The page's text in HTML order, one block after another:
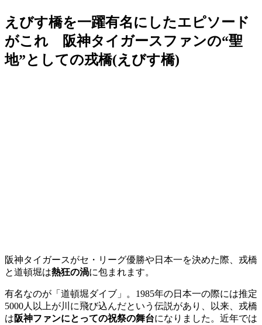
えびす橋を一躍有名にしたエピソード
がこれ 阪神タイガースファンの“聖
地”としての戎橋(えびす橋)
阪神タイガースがセ・リーグ優勝や日本一を決めた際、戎橋
と道頓堀は熱狂の渦に包まれます。
有名なのが「道頓堀ダイブ」。1985年の日本一の際には推定
5000人以上が川に飛び込んだという伝説があり、以来、戎橋
は阪神ファンにとっての祝祭の舞台になりました。近年では